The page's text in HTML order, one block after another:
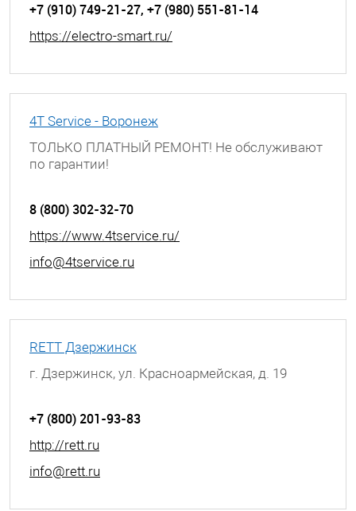
+7 (910) 749-21-27, +7 (980) 551-81-14
https://electro-smart.ru/
4T Service - Воронеж
ТОЛЬКО ПЛАТНЫЙ РЕМОНТ! Не обслуживают
по гарантии!
8 (800) 302-32-70
https://www.4tservice.ru/
info@4tservice.ru
RETT Дзержинск
г. Дзержинск, ул. Красноармейская, д. 19
+7 (800) 201-93-83
http://rett.ru
info@rett.ru